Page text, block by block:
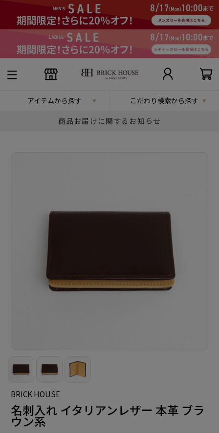
アイテムから探す こだわり検索から探す
商品お届けに関するお知らせ
BRICK HOUSE
名刺入れ イタリアンレザー 本革 ブラ
ウン系